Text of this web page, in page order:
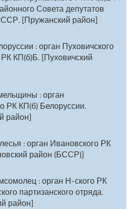
Совета депутатов
[Пружанский район]
: орган Пуховичского
КП(б)Б. [Пуховичский
: орган
РК КП(б) Белоруссии.
район]
: орган Ивановского РК
район (БССР)]
: орган Н-ского РК
партизанского отряда.
район]